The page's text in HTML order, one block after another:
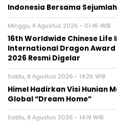
Indonesia Bersama
Minggu, 9 Agustus 2026 - 01:45 WIB
16th Worldwide Chinese Life
International Dragon Award
2026 Resmi Digelar
Sabtu, 8 Agustus 2026 - 14:26 WIB
Himel Hadirkan Visi Hunian
Global “Dream Home”
Sabtu, 8 Agustus 2026 - 14:19 WIB